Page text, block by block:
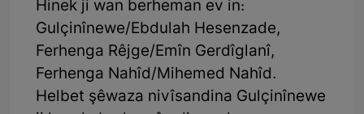
Hinek ji wan berheman ev in:
Gulçinînewe/Ebdulah Hesenzade,
Ferhenga Rêjge/Emîn Gerdîglanî,
Ferhenga Nahîd/Mihemed Nahîd.
Helbet şêwaza nivîsandina Gulçinînewe